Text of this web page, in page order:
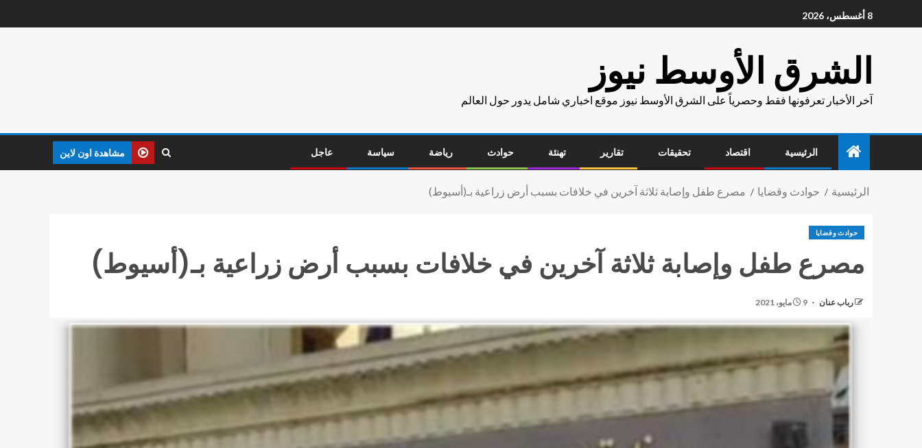
8 أغسطس، 2026
الشرق الأوسط نيوز
آخر الأخبار تعرفونها فقط وحصرياً على الشرق الأوسط نيوز موقع اخباري شامل يدور حول العالم
الرئيسية اقتصاد تحقيقات تقارير تهنئة حوادث رياضة سياسة عاجل مشاهدة اون لاين
الرئيسية حوادث وقضايا مصرع طفل وإصابة ثلاثة آخرين في خلافات بسبب أرض زراعية بـ(أسيوط)
حوادث وقضايا
مصرع طفل وإصابة ثلاثة آخرين في خلافات بسبب أرض زراعية بـ(أسيوط)
رباب عنان 9 مايو، 2021